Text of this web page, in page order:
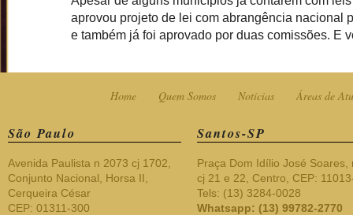
aprovou projeto de lei com abrangência nacional
e também já foi aprovado por duas comissões. E
Home Quem Somos Notícias Áreas de
São Paulo
Avenida Paulista n 2073 cj 1702,
Conjunto Nacional, Horsa II,
Cerqueira César
CEP: 01311-300
Santos-SP
Praça Dom Idílio José Soares,
cj 21 e 22, Centro, CEP:
Tels: (13) 3284-0028
Whatsapp: (13) 99782-2770